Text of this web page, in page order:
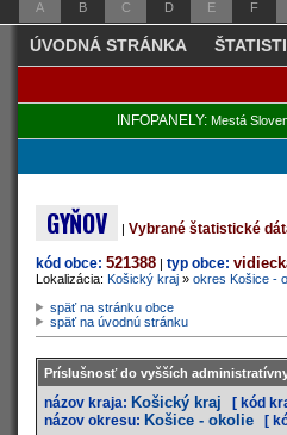
A B C D E F
ÚVODNÁ STRÁNKA
INFOPANELY: Mestá
GYŇOV |Vybrané štatistické
kód obce: 521388 | typ obce:
Lokalizácia: Košický kraj » okres Košice -
späť na stránku obce
späť na úvodnú stránku
Príslušnosť do vyšších
názov kraja: Košický kraj [ kód
názov okresu: Košice - okolie [